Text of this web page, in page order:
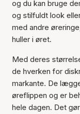
og du kan bruge
og stilfuldt look
med andre
huller i øret.
Med deres
de hverken for
markante. De
øreflippen og er
hele dagen. Det